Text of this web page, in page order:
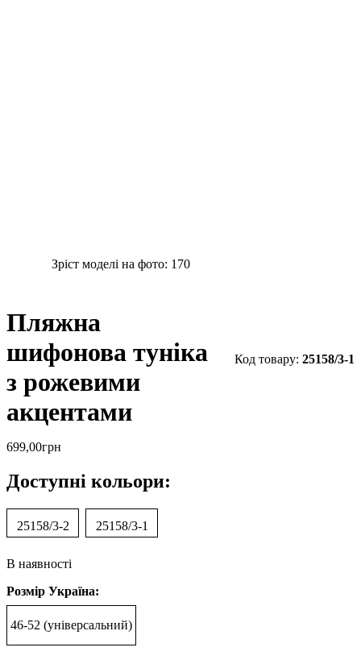
Зріст моделі на фото: 170
Пляжна
шифонова туніка
з рожевими
акцентами
25158/3-1
699,00грн
Доступні кольори:
25158/3-2 25158/3-1
В наявності
Розмір Україна:
46-52 (універсальний)